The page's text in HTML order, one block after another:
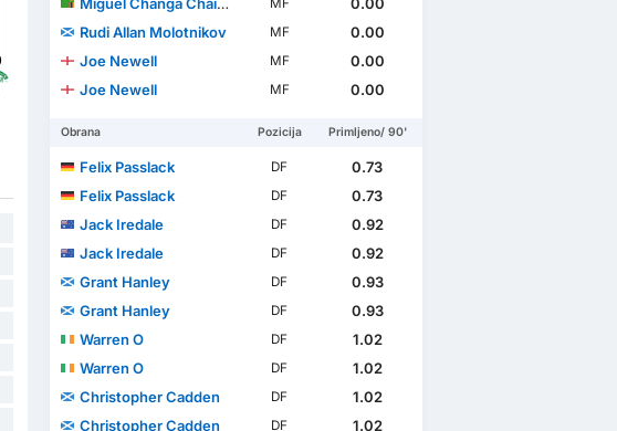
Miguel Changa Chaiwa
MF
0.00
Rudi Allan Molotnikov
MF
0.00
Joe Newell
MF
0.00
Joe Newell
MF 0.00
Obrana Pozicija Primljeno/ 90'
Felix Passlack DF
0.73
Felix Passlack
DF
0.73
Jack Iredale
DF
0.92
Jack Iredale
DF
0.92
Grant Hanley
DF
0.93
Grant Hanley
DF
0.93
Warren O
DF
1.02
Warren O
DF
1.02
Christopher Cadden
DF
1.02
Christopher Cadden
DF
1.02